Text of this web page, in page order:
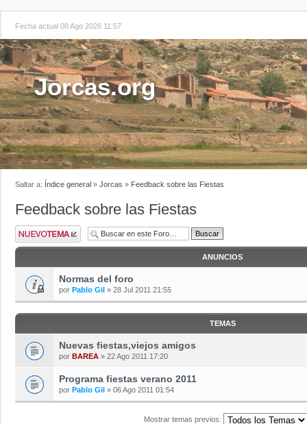
Fecha actual 08 Ago 2026 11:57
Jorcas.org
Saltar a: Índice general » Jorcas » Feedback sobre las Fiestas
Feedback sobre las Fiestas
ANUNCIOS
Normas del foro
por Pablo Gil » 28 Jul 2011 21:55
TEMAS
Nuevas fiestas,viejos amigos
por BAREA » 22 Ago 2011 17:20
Programa fiestas verano 2011
por Pablo Gil » 06 Ago 2011 01:54
Mostrar temas previos: